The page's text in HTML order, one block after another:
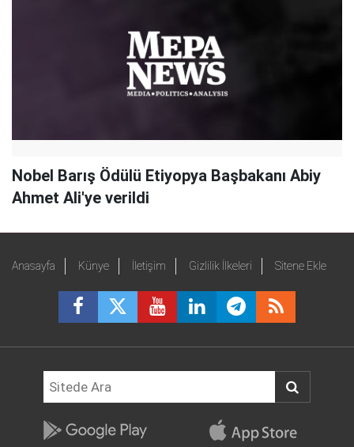
Nobel Barış Ödülü Etiyopya Başbakanı Abiy
Ahmet Ali'ye verildi
Anasayfa Künye İletişim Gizlilik İlkeleri Sitene Ekle